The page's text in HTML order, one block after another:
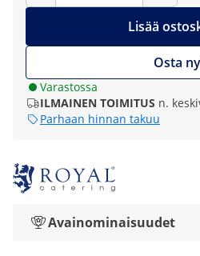
Lisää
Osta
Varastossa
ILMAINEN TOIMITUS n.
Parhaan hinnan takuu
Avainominaisuudet